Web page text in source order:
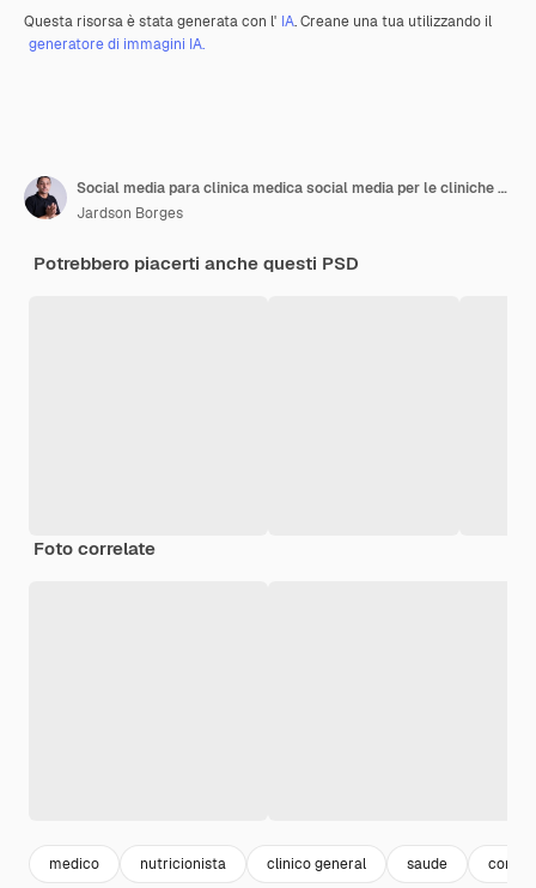
Questa risorsa è stata generata con l' IA. Creane una tua utilizzando il
generatore di immagini IA.
Social media para clinica medica social media per le cliniche mediche
Jardson Borges
Potrebbero piacerti anche questi PSD
Foto correlate
medico nutricionista clinico general saude